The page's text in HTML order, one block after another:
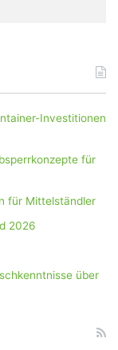
Investitionen
für
für Mittelständler
2026
über